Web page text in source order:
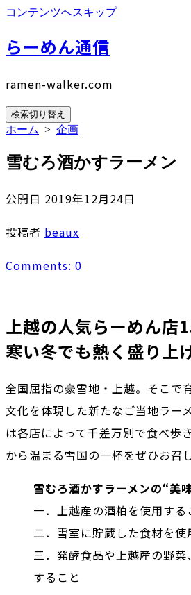
コンテンツへスキップ
らーめん通信
ramen-walker.com
検索切り替え
ホーム > 企画
雪むろ酒かすラーメン
公開日 2019年12月24日
投稿者 beaux
Comments: 0
上越の人気らーめん店
寒い冬でも熱く盛り上
全国屈指の豪雪地・上越。そこで
文化を体現した新たなご当地ラー
は各店によって千差万別で食べ歩
から温まる雪国の一杯をぜひお召
雪むろ酒かすラーメンの“美
一．上越産の酒粕を使用する
二．雪室に貯蔵した食材を使
三．発酵食品や上越産の野菜
すること